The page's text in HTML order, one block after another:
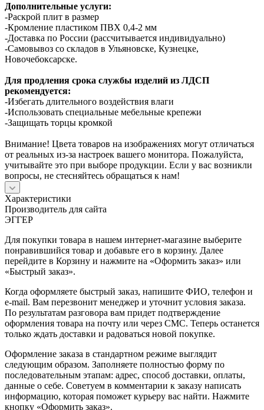
Дополнительные услуги:
-Раскрой плит в размер
-Кромление пластиком ПВХ 0,4-2 мм
-Доставка по России (рассчитывается индивидуально)
-Самовывоз со складов в Ульяновске, Кузнецке,
Новочебоксарске.
Для продления срока службы изделий из ЛДСП
рекомендуется:
-Избегать длительного воздействия влаги
-Использовать специальные мебельные крепежи
-Защищать торцы кромкой
Внимание! Цвета товаров на изображениях могут отличаться
от реальных из-за настроек вашего монитора. Пожалуйста,
учитывайте это при выборе продукции. Если у вас возникли
вопросы, не стесняйтесь обращаться к нам!
Характеристики
Производитель для сайта
ЭГГЕР
Для покупки товара в нашем интернет-магазине выберите
понравившийся товар и добавьте его в корзину. Далее
перейдите в Корзину и нажмите на «Оформить заказ» или
«Быстрый заказ».
Когда оформляете быстрый заказ, напишите ФИО, телефон и
e-mail. Вам перезвонит менеджер и уточнит условия заказа.
По результатам разговора вам придет подтверждение
оформления товара на почту или через СМС. Теперь останется
только ждать доставки и радоваться новой покупке.
Оформление заказа в стандартном режиме выглядит
следующим образом. Заполняете полностью форму по
последовательным этапам: адрес, способ доставки, оплаты,
данные о себе. Советуем в комментарии к заказу написать
информацию, которая поможет курьеру вас найти. Нажмите
кнопку «Оформить заказ».